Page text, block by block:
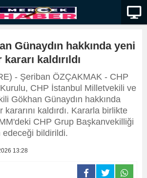
Günaydın hakkında yeni
kaldırıldı
- Şeriban ÖZÇAKMAK - CHP
CHP İstanbul Milletvekili ve
Gökhan Günaydın hakkında
kaldırdı. Kararla birlikte
CHP Grup Başkanvekilliği
bildirildi.
13:28